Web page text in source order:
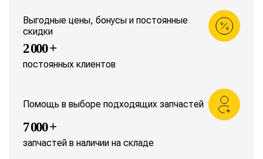
Выгодные цены, бонусы и постоянные
скидки
2 000 +
постоянных клиентов
Помощь в выборе подходящих запчастей
7 000 +
запчастей в наличии на складе